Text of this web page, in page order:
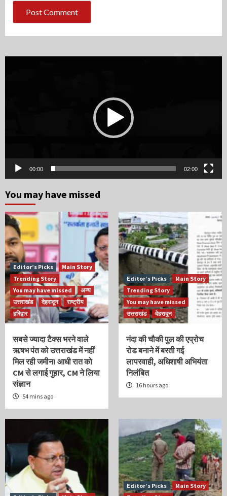
00:00 02:00
You may have missed
Editor’s Picks
Main Story
Trending Story
You may have missed
अन्य
उत्तराखंड
देहरादून
राष्ट्रीय
हरिद्वार
सबसे ज्यादा टैक्स भरने वाले
ऋषभ पंत को उत्तराखंड में नहीं
मिल रही जमीन! आधी रात को
CM से लगाई गुहार, CM ने लिया
संज्ञान
54 mins ago
Editor’s Picks
Main Story
Trending Story
You may have missed
उत्तराखंड
देहरादून
नंदा की चौकी पुल की एप्रोच
रोड बनाने में बरती गई
लापरवाही, अधिशाषी अभियंता
निलंबित
16 hours ago
Editor’s Picks
Main Story